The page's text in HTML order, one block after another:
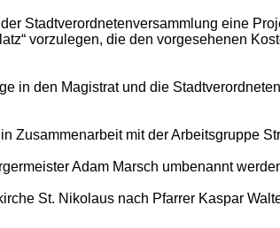
Stadtverordnetenversammlung eine
vorzulegen, die den vorgesehenen
in den Magistrat und die
Zusammenarbeit mit der Arbeitsgruppe
Adam Marsch umbenannt
St. Nikolaus nach Pfarrer Kaspar